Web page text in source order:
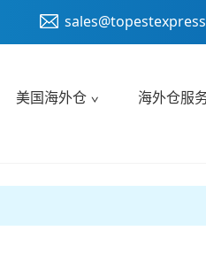
美国海外仓 海外仓服